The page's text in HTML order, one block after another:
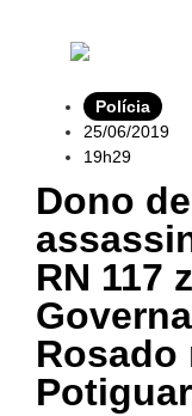
Polícia
25/06/2019
19h29
Dono
RN 117
Rosado
Potiguar